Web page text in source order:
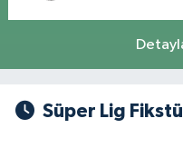
Süper Lig